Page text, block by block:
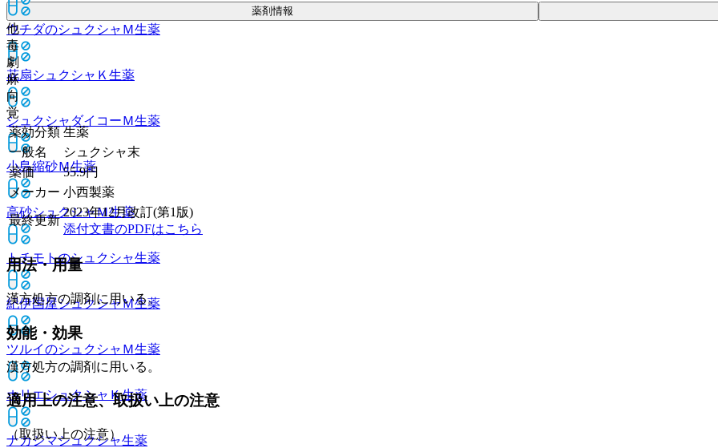
ウチダのシュクシャＭ生薬
花扇シュクシャＫ 生薬
シュクシャダイコーＭ生薬
小島縮砂Ｍ生薬
高砂シュクシャＭ生薬
トチモトのシュクシャ生薬
紀伊国屋シュクシャＭ生薬
ツルイのシュクシャＭ生薬
ホリエシュクシャＫ生薬
ナカジマシュクシャ生薬
薬剤情報
他
毒
劇
麻
向
覚
薬効分類 生薬
一般名
シュクシャ末
薬価
55.9円
メーカー 小西製薬
最終更新
2023年12月改訂(第1版)
添付文書のPDFはこちら
用法・用量
漢方処方の調剤に用いる。
効能・効果
漢方処方の調剤に用いる。
適用上の注意、取扱い上の注意
（取扱い上の注意）